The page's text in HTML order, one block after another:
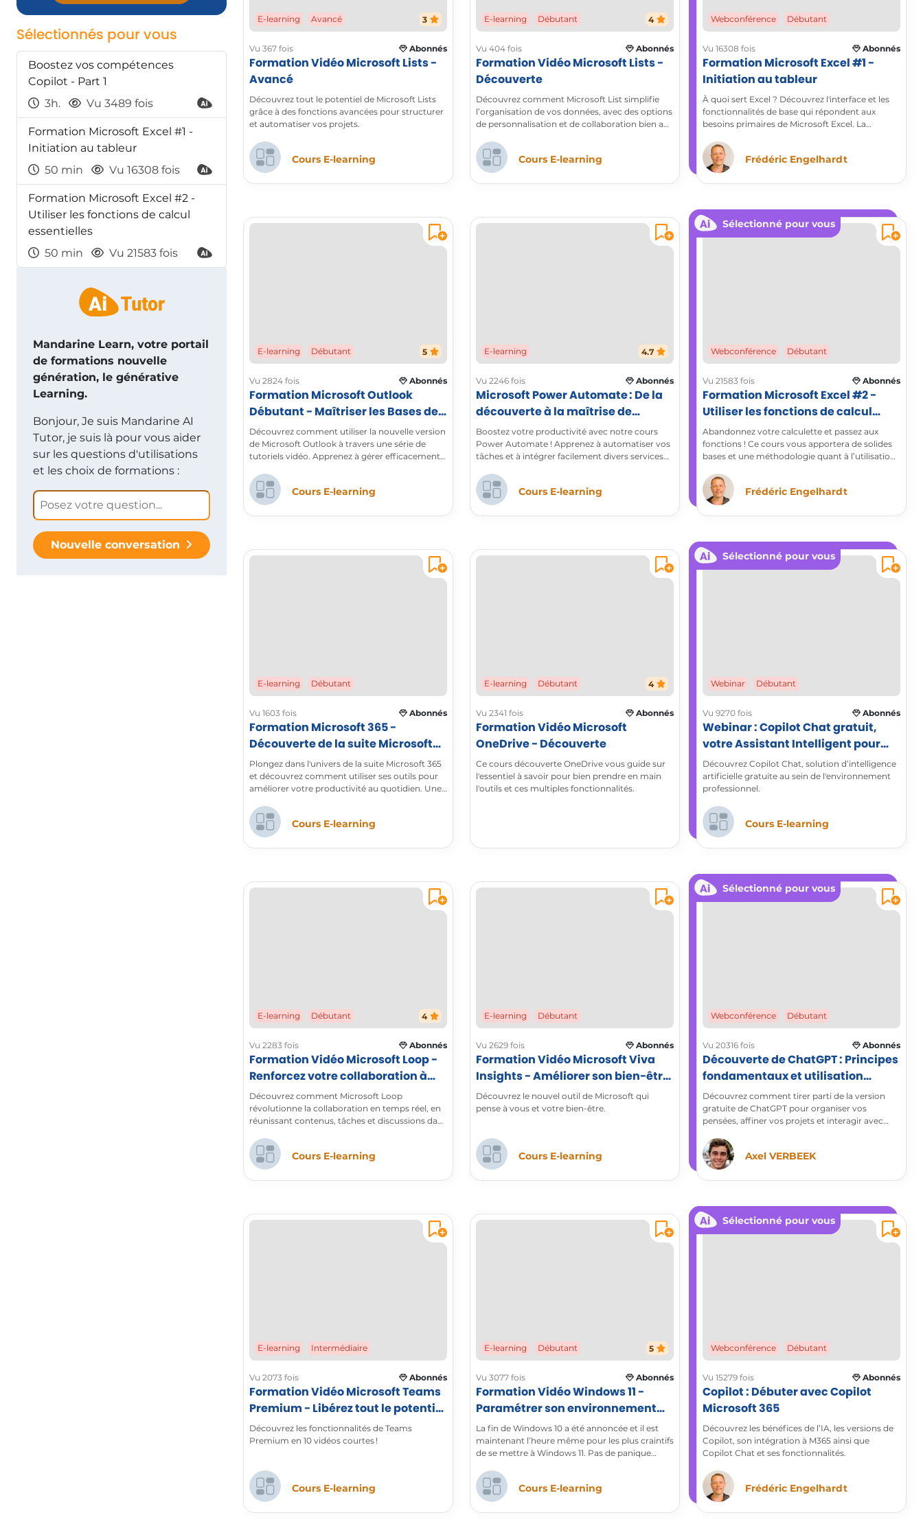
Sélectionnés pour vous
Boostez vos compétences
Copilot - Part 1
3h.
Vu 3489 fois
Formation Microsoft Excel #1 -
Initiation au tableur
50 min
Vu 16308 fois
Formation Microsoft Excel #2 -
Utiliser les fonctions de calcul
essentielles
50 min
Vu 21583 fois
Mandarine Learn, votre portail
de formations nouvelle
génération, le générative
Learning.
Bonjour, Je suis Mandarine AI
Tutor, je suis là pour vous aider
sur les questions d'utilisations
et les choix de formations :
Nouvelle conversation
E-learning Avancé 3
Vu 367 fois Abonnés
Formation Vidéo Microsoft Lists -
Avancé
Découvrez tout le potentiel de Microsoft Lists
grâce à des fonctions avancées pour structurer
et automatiser vos projets.
Cours E-learning
E-learning Débutant 4
Vu 404 fois Abonnés
Formation Vidéo Microsoft Lists -
Découverte
Découvrez comment Microsoft List simplifie
l’organisation de vos données, avec des options
de personnalisation et de collaboration bien au-
Cours E-learning
Webconférence Débutant
Vu 16308 fois Abonnés
Formation Microsoft Excel #1 -
Initiation au tableur
À quoi sert Excel ? Découvrez l'interface et les
fonctionnalités de base qui répondent aux
besoins primaires de Microsoft Excel. La
facilités à la mise en forme, la valorisation et la
gestion des tableaux.Frédéric Engelhardt
E-learning Débutant 5
Vu 2824 fois Abonnés
Formation Microsoft Outlook
Débutant - Maîtriser les Bases de
la Nouvelle Version d'Outlook
Découvrez comment utiliser la nouvelle version
de Microsoft Outlook à travers une série de
tutoriels vidéo. Apprenez à gérer efficacement
personnaliser l’interface et exploiter les
fonctionnalités avancées pour optimiser votre
travail et votre organisation au quotidien.
Cours E-learning
E-learning 4.7
Vu 2246 fois Abonnés
Microsoft Power Automate : De la
découverte à la maîtrise de
l'automatisation
Boostez votre productivité avec notre cours
Power Automate ! Apprenez à automatiser vos
tâches et à intégrer facilement divers services
Cours E-learning
Sélectionné pour vous
Webconférence Débutant
Vu 21583 fois Abonnés
Formation Microsoft Excel #2 -
Utiliser les fonctions de calcul
essentielles
Abandonnez votre calculette et passez aux
fonctions ! Ce cours vous apportera de solides
bases et une méthodologie quant à l’utilisation
tableur Microsoft Excel.
Frédéric Engelhardt
E-learning Débutant
Vu 1603 fois Abonnés
Formation Microsoft 365 -
Découverte de la suite Microsoft
365
Plongez dans l'univers de la suite Microsoft 365
et découvrez comment utiliser ses outils pour
améliorer votre productivité au quotidien. Une
Word, Excel, PowerPoint et Outlook et encore
bien d’autres à découvrir !
Cours E-learning
E-learning Débutant 4
Vu 2341 fois Abonnés
Formation Vidéo Microsoft
OneDrive - Découverte
Ce cours découverte OneDrive vous guide sur
l'essentiel à savoir pour bien prendre en main
l'outils et ces multiples fonctionnalités.
Sélectionné pour vous
Webinar Débutant
Vu 9270 fois Abonnés
Webinar : Copilot Chat gratuit,
votre Assistant Intelligent pour
Microsoft 365
Découvrez Copilot Chat, solution d’intelligence
artificielle gratuite au sein de l'environnement
professionnel.
Cours E-learning
E-learning Débutant 4
Vu 2283 fois Abonnés
Formation Vidéo Microsoft Loop -
Renforcez votre collaboration à
l’aide de Microsoft Loop
Découvrez comment Microsoft Loop
révolutionne la collaboration en temps réel, en
réunissant contenus, tâches et discussions dans
document.
Cours E-learning
E-learning Débutant
Vu 2629 fois Abonnés
Formation Vidéo Microsoft Viva
Insights - Améliorer son bien-être
au travail
Découvrez le nouvel outil de Microsoft qui
pense à vous et votre bien-être.
Cours E-learning
Sélectionné pour vous
Webconférence Débutant
Vu 20316 fois Abonnés
Découverte de ChatGPT : Principes
fondamentaux et utilisation
pratique
Découvrez comment tirer parti de la version
gratuite de ChatGPT pour organiser vos
pensées, affiner vos projets et interagir avec
Expérimentez une nouvelle manière de
réfléchir, rédiger et explorer vos idées en
optimisant votre créativité et votre efficacité.
Profitez d’une assistance intelligente pour
améliorer votre productivité dès aujourd’hui !
Axel VERBEEK
E-learning Intermédiaire
Vu 2073 fois Abonnés
Formation Vidéo Microsoft Teams
Premium - Libérez tout le potentiel
de la collaboration
Découvrez les fonctionnalités de Teams
Premium en 10 vidéos courtes !
Cours E-learning
E-learning Débutant 5
Vu 3077 fois Abonnés
Formation Vidéo Windows 11 -
Paramétrer son environnement
pour retrouver ses marques
La fin de Windows 10 a été annoncée et il est
maintenant l’heure même pour les plus craintifs
de se mettre à Windows 11. Pas de panique
système d’exploitation est essentiellement une
refonte graphique.Cours E-learning
Sélectionné pour vous
Webconférence Débutant
Vu 15279 fois Abonnés
Copilot : Débuter avec Copilot
Microsoft 365
Découvrez les bénéfices de l’IA, les versions de
Copilot, son intégration à M365 ainsi que
Copilot Chat et ses fonctionnalités.
Frédéric Engelhardt